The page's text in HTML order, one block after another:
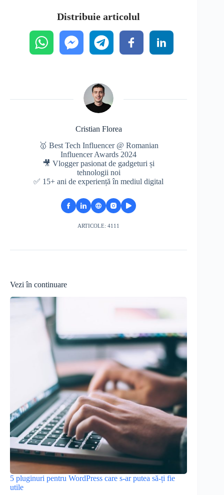
Distribuie articolul
Cristian Florea
🥇 Best Tech Influencer @ Romanian
Influencer Awards 2024
🎥 Vlogger pasionat de gadgeturi și
tehnologii noi
✅ 15+ ani de experiență în mediul digital
ARTICOLE: 4111
Vezi în continuare
5 pluginuri pentru WordPress care s-ar putea să-ți fie
utile